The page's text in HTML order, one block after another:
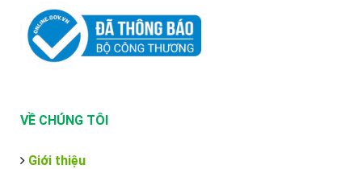
VỀ CHÚNG TÔI
Giới thiệu